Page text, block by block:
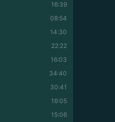
16:39
08:54
14:30
22:22
16:03
34:40
30:41
16:05
15:06